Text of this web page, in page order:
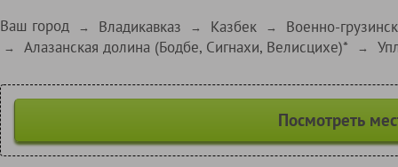
Ваш город → Владикавказ → Казбек → Военно-
→ Алазанская долина (Бодбе, Сигнахи, Велисцихе)* →
Посмотреть